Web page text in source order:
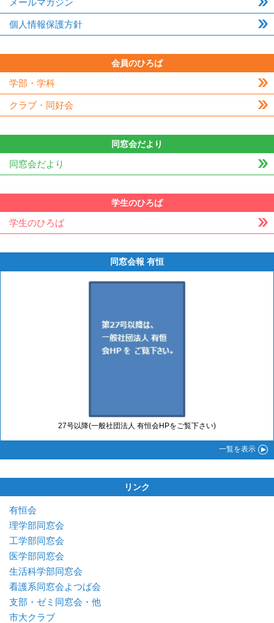
個人情報保護方針
会員のひろば
学部・学科
クラブ・同好会
同窓会だより
同窓会だより
学生のひろば
学生のひろば
同窓会報 有恒
27号以降(一般社団法人 有恒会HPをご覧下さい)
一覧を表示
リンク
有恒会
理学部同窓会
工学部同窓会
医学部同窓会
生活科学部同窓会
看護系同窓会よつば会
支部・ゼミ同窓会・他
市大クラブ